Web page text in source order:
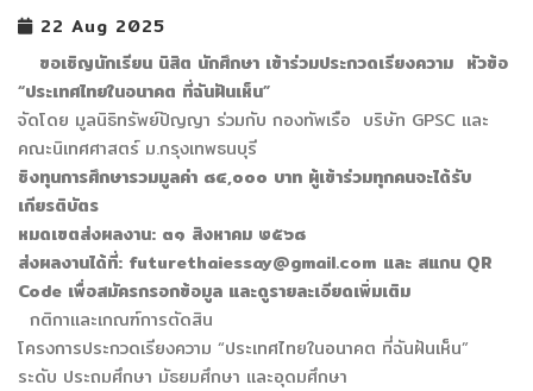
22 Aug 2025
ขอเชิญนักเรียน นิสิต นักศึกษา เข้าร่วมประกวดเรียงความ หัวข้อ
“ประเทศไทยในอนาคต ที่ฉันฝันเห็น”
จัดโดย มูลนิธิทรัพย์ปัญญา ร่วมกับ กองทัพเรือ บริษัท GPSC และ
คณะนิเทศศาสตร์ ม.กรุงเทพธนบุรี
ชิงทุนการศึกษารวมมูลค่า ๘๔,๐๐๐ บาท ผู้เข้าร่วมทุกคนจะได้รับ
เกียรติบัตร
หมดเขตส่งผลงาน: ๓๑ สิงหาคม ๒๕๖๘
ส่งผลงานได้ที่: futurethaiessay@gmail.com และ สแกน QR
Code เพื่อสมัครกรอกข้อมูล และดูรายละเอียดเพิ่มเติม
กติกาและเกณฑ์การตัดสิน
โครงการประกวดเรียงความ “ประเทศไทยในอนาคต ที่ฉันฝันเห็น”
ระดับ ประถมศึกษา มัธยมศึกษา และอุดมศึกษา